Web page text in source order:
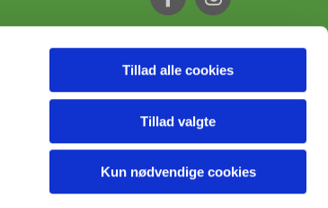
Tillad alle cookies
Tillad valgte
Kun nødvendige cookies